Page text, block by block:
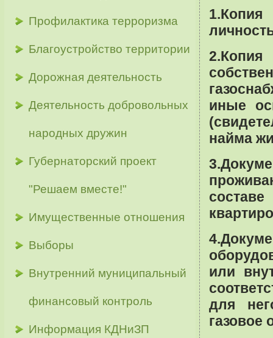
Профилактика терроризма
Благоустройство территории
Дорожная деятельность
Деятельность добровольных
народных дружин
Губернаторский проект
"Решаем вместе!"
Имущественные отношения
Выборы
Внутренний муниципальный
финансовый контроль
Информация КДНиЗП
1.Копия
иные
найма
или
для
газовое